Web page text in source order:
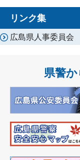
リンク集
広島県人事委員会
県警